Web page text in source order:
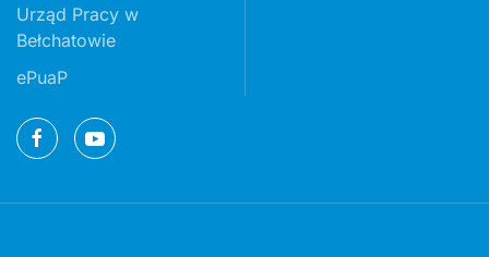
Urząd Pracy w
Bełchatowie
ePuaP